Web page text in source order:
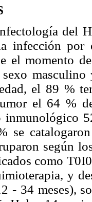
del
infección
el momento
el 89 %
el 64 %
inmunológico
se
según
como
y
- 34 meses),